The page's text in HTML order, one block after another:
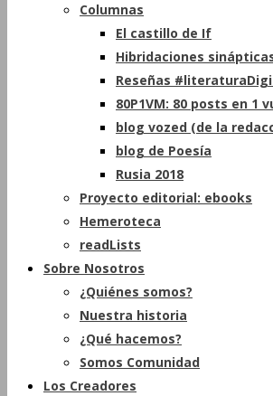
Columnas
El castillo de If
Hibridaciones
Reseñas
80P1VM: 80 posts en 1
blog vozed (de la
blog de Poesía
Rusia 2018
Proyecto editorial: ebooks
Hemeroteca
readLists
Sobre Nosotros
¿Quiénes somos?
Nuestra historia
¿Qué hacemos?
Somos Comunidad
Los Creadores